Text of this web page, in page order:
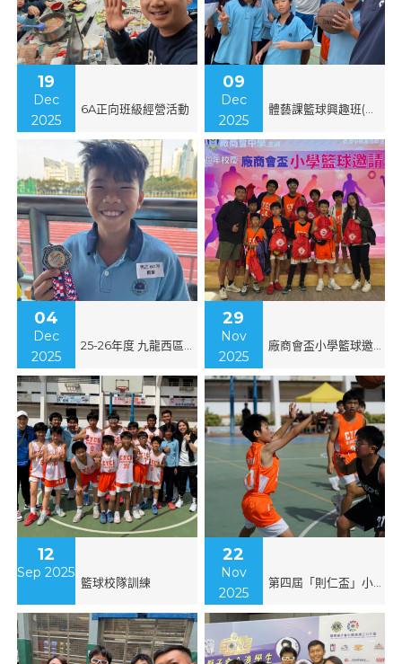
19
Dec
2025
6A正向班級經營活動
09
Dec
2025
體藝課籃球興趣班(上學期)
04
Dec
2025
25-26年度 九龍西區小學校際田徑比賽
29
Nov
2025
廠商會盃小學籃球邀請賽
12
Sep 2025
籃球校隊訓練
22
Nov
2025